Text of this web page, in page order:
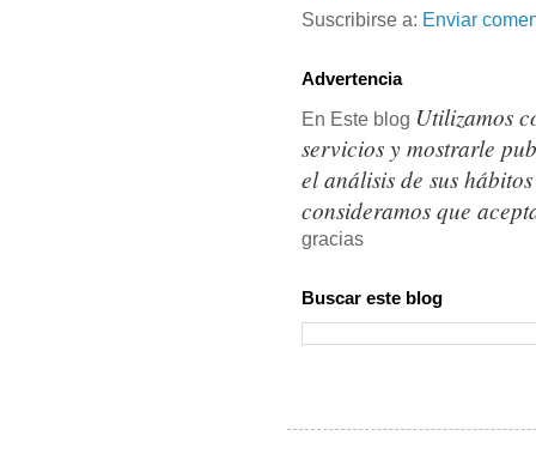
Suscribirse a: Enviar
Advertencia
En Este blog Utilizamos
servicios y mostrarle
el análisis de sus
consideramos que
gracias
Buscar este blog